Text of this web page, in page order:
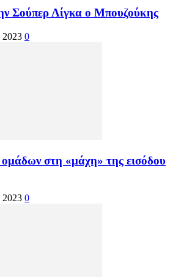
Σούπερ Λίγκα ο Μπουζούκης
2023 0
στη «μάχη» της εισόδου
2023 0